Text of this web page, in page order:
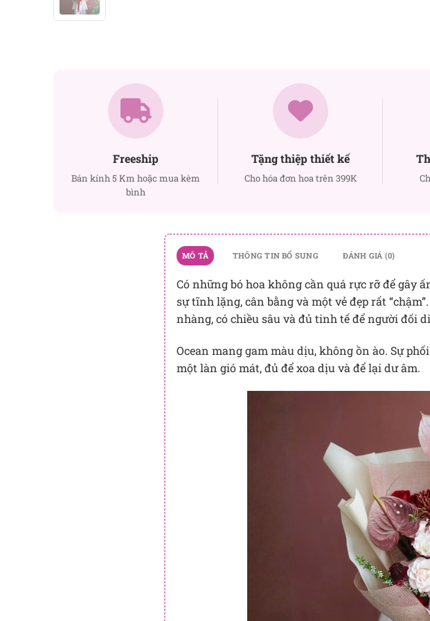
Freeship
Bán kính 5 Km hoặc mua kèm
bình
Tặng thiệp thiết kế
Cho hóa đơn hoa trên 399K
MÔ TẢ THÔNG TIN BỔ SUNG ĐÁNH GIÁ (0)
Có những bó hoa không cần quá rực rỡ để gây
sự tĩnh lặng, cân bằng và một vẻ đẹp rất “chậm”.
nhàng, có chiều sâu và đủ tinh tế để người đối
Ocean mang gam màu dịu, không ồn ào. Sự
một làn gió mát, đủ để xoa dịu và để lại dư âm.